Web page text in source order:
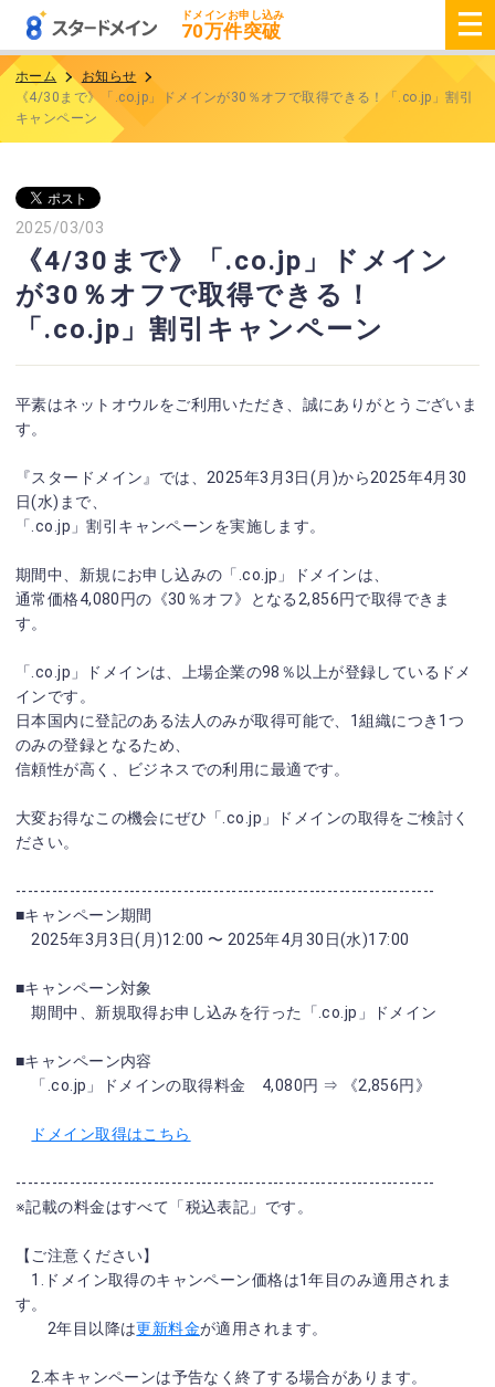
ドメインお申し込み
70万件突破
ホーム
お知らせ
《4/30まで》「.co.jp」ドメインが30％オフで取得できる！「.co.jp」割引
キャンペーン
2025/03/03
《4/30まで》「.co.jp」ドメイン
が30％オフで取得できる！
「.co.jp」割引キャンペーン
平素はネットオウルをご利用いただき、誠にありがとうございま
す。
『スタードメイン』では、2025年3月3日(月)から2025年4月30
日(水)まで、
「.co.jp」割引キャンペーンを実施します。
期間中、新規にお申し込みの「.co.jp」ドメインは、
通常価格4,080円の《30％オフ》となる2,856円で取得できま
す。
「.co.jp」ドメインは、上場企業の98％以上が登録しているドメ
インです。
日本国内に登記のある法人のみが取得可能で、1組織につき1つ
のみの登録となるため、
信頼性が高く、ビジネスでの利用に最適です。
大変お得なこの機会にぜひ「.co.jp」ドメインの取得をご検討く
ださい。
----------------------------------------------------------------------
■キャンペーン期間
2025年3月3日(月)12:00 〜 2025年4月30日(水)17:00
■キャンペーン対象
期間中、新規取得お申し込みを行った「.co.jp」ドメイン
■キャンペーン内容
「.co.jp」ドメインの取得料金 4,080円 ⇒ 《2,856円》
ドメイン取得はこちら
----------------------------------------------------------------------
※記載の料金はすべて「税込表記」です。
【ご注意ください】
1.ドメイン取得のキャンペーン価格は1年目のみ適用されま
す。
2年目以降は更新料金が適用されます。
2.本キャンペーンは予告なく終了する場合があります。